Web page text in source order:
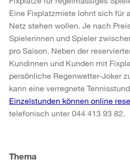
Eine Fixplatzmiete lohnt sich für
Netz stehen wollen. Je nach
Spielerinnen und Spieler
pro Saison. Neben der
Kundinnen und Kunden mit
persönliche Regenwetter-Joker
kann eine verregnete
Einzelstunden können online
telefonisch unter 044 413 93 82.
Informationen
Thema